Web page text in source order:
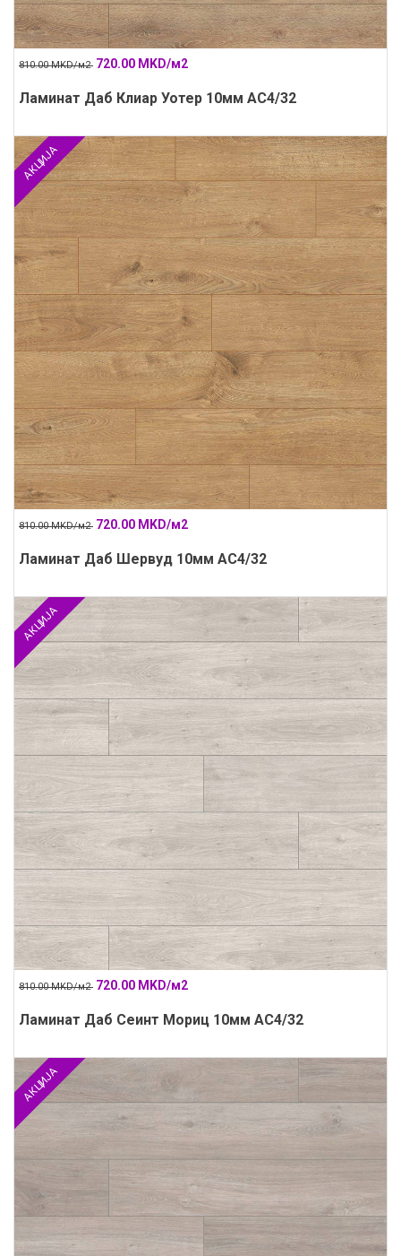
810.00 MKD/м2 720.00 MKD/м2
Ламинат Даб Клиар Уотер 10мм АС4/32
АКЦИЈА
810.00 MKD/м2 720.00 MKD/м2
Ламинат Даб Шервуд 10мм АС4/32
АКЦИЈА
810.00 MKD/м2 720.00 MKD/м2
Ламинат Даб Сеинт Мориц 10мм АС4/32
АКЦИЈА